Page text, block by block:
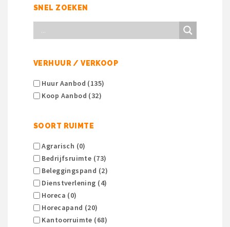
SNEL ZOEKEN
VERHUUR / VERKOOP
Huur Aanbod (135)
Koop Aanbod (32)
SOORT RUIMTE
Agrarisch (0)
Bedrijfsruimte (73)
Beleggingspand (2)
Dienstverlening (4)
Horeca (0)
Horecapand (20)
Kantoorruimte (68)